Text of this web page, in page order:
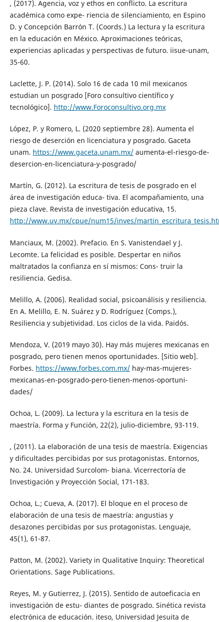
, (2017). Agencia, voz y ethos en conflicto. La escritura
académica como expe- riencia de silenciamiento, en Espino
D. y Concepción Barrón T. (Coords.) La lectura y la escritura
en la educación en México. Aproximaciones teóricas,
experiencias aplicadas y perspectivas de futuro. iisue-unam,
35-60.
Laclette, J. P. (2014). Solo 16 de cada 10 mil mexicanos
estudian un posgrado [Foro consultivo científico y
tecnológico]. http://www.Foroconsultivo.org.mx
López, P. y Romero, L. (2020 septiembre 28). Aumenta el
riesgo de deserción en licenciatura y posgrado. Gaceta
unam. https://www.gaceta.unam.mx/aumenta-el-riesgo-de-
desercion-en-licenciatura-y-posgrado/
Martín, G. (2012). La escritura de tesis de posgrado en el
área de investigación educa- tiva. El acompañamiento, una
pieza clave. Revista de investigación educativa, 15.
http://www.uv.mx/cpue/num15/inves/
Manciaux, M. (2002). Prefacio. En S. Vanistendael y J.
Lecomte. La felicidad es posible. Despertar en niños
maltratados la confianza en sí mismos: Cons- truir la
resiliencia. Gedisa.
Melillo, A. (2006). Realidad social, psicoanálisis y resiliencia.
En A. Melillo, E. N. Suárez y D. Rodríguez (Comps.),
Resiliencia y subjetividad. Los ciclos de la vida. Paidós.
Mendoza, V. (2019 mayo 30). Hay más mujeres mexicanas en
posgrado, pero tienen menos oportunidades. [Sitio web].
Forbes. https://www.forbes.com.mx/hay-mas-mujeres-
mexicanas-en-posgrado-pero-tienen-menos-oportuni-
dades/
Ochoa, L. (2009). La lectura y la escritura en la tesis de
maestría. Forma y Función, 22(2), julio-diciembre, 93-119.
, (2011). La elaboración de una tesis de maestría. Exigencias
y dificultades percibidas por sus protagonistas. Entornos,
No. 24. Universidad Surcolom- biana. Vicerrectoría de
Investigación y Proyección Social, 171-183.
Ochoa, L.; Cueva, A. (2017). El bloque en el proceso de
elaboración de una tesis de maestría: angustias y
desazones percibidas por sus protagonistas. Lenguaje,
45(1), 61-87.
Patton, M. (2002). Variety in Qualitative Inquiry: Theoretical
Orientations. Sage Publications.
Reyes, M. y Gutierrez, J. (2015). Sentido de autoeficacia en
investigación de estu- diantes de posgrado. Sinética revista
electrónica de educación. iteso, Universidad Jesuita de